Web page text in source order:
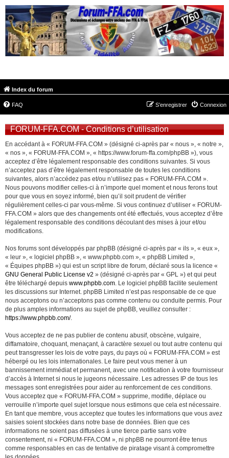
Index du forum
FAQ Connexion
S’enregistrer
FORUM-FFA.COM - Conditions d’utilisation
En accédant à « FORUM-FFA.COM » (désigné ci-après par « nous », « notre »,
« nos », « FORUM-FFA.COM », « https://www.forum-ffa.com/phpBB »), vous
acceptez d’être légalement responsable des conditions suivantes. Si vous
n’acceptez pas d’être légalement responsable de toutes les conditions
suivantes, alors n’accédez pas et/ou n’utilisez pas « FORUM-FFA.COM ».
Nous pouvons modifier celles-ci à n’importe quel moment et nous ferons tout
pour que vous en soyez informé, bien qu’il soit prudent de vérifier
régulièrement celles-ci par vous-même. Si vous continuez d’utiliser « FORUM-
FFA.COM » alors que des changements ont été effectués, vous acceptez d’être
légalement responsable des conditions découlant des mises à jour et/ou
modifications.
Nos forums sont développés par phpBB (désigné ci-après par « ils », « eux »,
« leur », « logiciel phpBB », « www.phpbb.com », « phpBB Limited »,
« Équipes phpBB ») qui est un script libre de forum, déclaré sous la licence «
GNU General Public License v2 » (désigné ci-après par « GPL ») et qui peut
être téléchargé depuis www.phpbb.com . Le logiciel phpBB facilite seulement
les discussions sur Internet. phpBB Limited n’est pas responsable de ce que
nous acceptons ou n’acceptons pas comme contenu ou conduite permis. Pour
de plus amples informations au sujet de phpBB, veuillez consulter :
https://www.phpbb.com/.
Vous acceptez de ne pas publier de contenu abusif, obscène, vulgaire,
diffamatoire, choquant, menaçant, à caractère sexuel ou tout autre contenu qui
peut transgresser les lois de votre pays, du pays où « FORUM-FFA.COM » est
hébergé ou les lois internationales. Le faire peut vous mener à un
bannissement immédiat et permanent, avec une notification à votre fournisseur
d’accès à Internet si nous le jugeons nécessaire. Les adresses IP de tous les
messages sont enregistrées pour aider au renforcement de ces conditions.
Vous acceptez que « FORUM-FFA.COM » supprime, modifie, déplace ou
verrouille n’importe quel sujet lorsque nous estimons que cela est nécessaire.
En tant que membre, vous acceptez que toutes les informations que vous avez
saisies soient stockées dans notre base de données. Bien que ces
informations ne soient pas diffusées à une tierce partie sans votre
consentement, ni « FORUM-FFA.COM », ni phpBB ne pourront être tenus
comme responsables en cas de tentative de piratage visant à compromettre